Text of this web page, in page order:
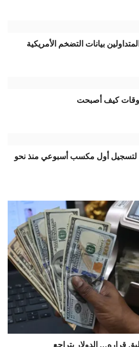
بيانات التضخم الأمريكية
كيف أصبحت
لتسجيل أول مكسب أسبوعي منذ نحو
قراره... الدولار يتراجع